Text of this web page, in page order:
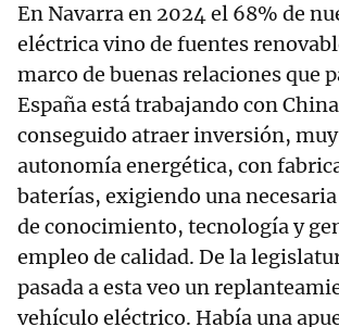
En Navarra en 2024 el 68% de
eléctrica vino de fuentes
marco de buenas relaciones que
España está trabajando con
conseguido atraer inversión,
autonomía energética, con
baterías, exigiendo una
de conocimiento, tecnología y
empleo de calidad. De la
pasada a esta veo un
vehículo eléctrico. Había una